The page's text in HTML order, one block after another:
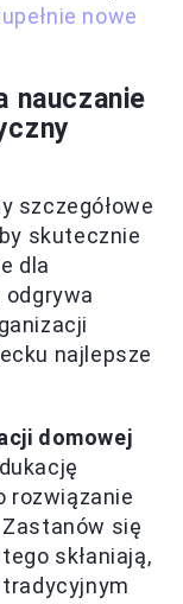
nowe
nauczanie
szczegółowe
skutecznie
dla
najlepsze
domowej
rozwiązanie
się
skłaniają,